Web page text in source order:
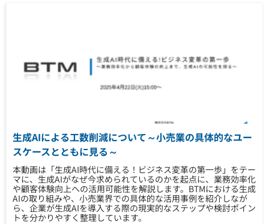
生成AIによる工数削減について～小売業の具体的なユー
スケースとともに見る～
本動画は「生成AI時代に備える！ビジネス変革の第一歩」をテー
マに、生成AIがなぜ今求められているのかを起点に、業務効率化
や顧客体験向上への活用可能性を解説します。BTMにおける生成
AIの取り組みや、小売業界での具体的な活用事例を紹介しなが
ら、企業が生成AIを導入する際の現実的なステップや検討ポイン
トを分かりやすく整理しています。